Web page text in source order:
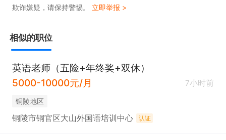
欺诈嫌疑，请保持警惕。 立即举报 >
相似的职位
英语老师（五险+年终奖+双休）
5000-10000元/月
7小时前
铜陵地区
铜陵市铜官区大山外国语培训中心 认证